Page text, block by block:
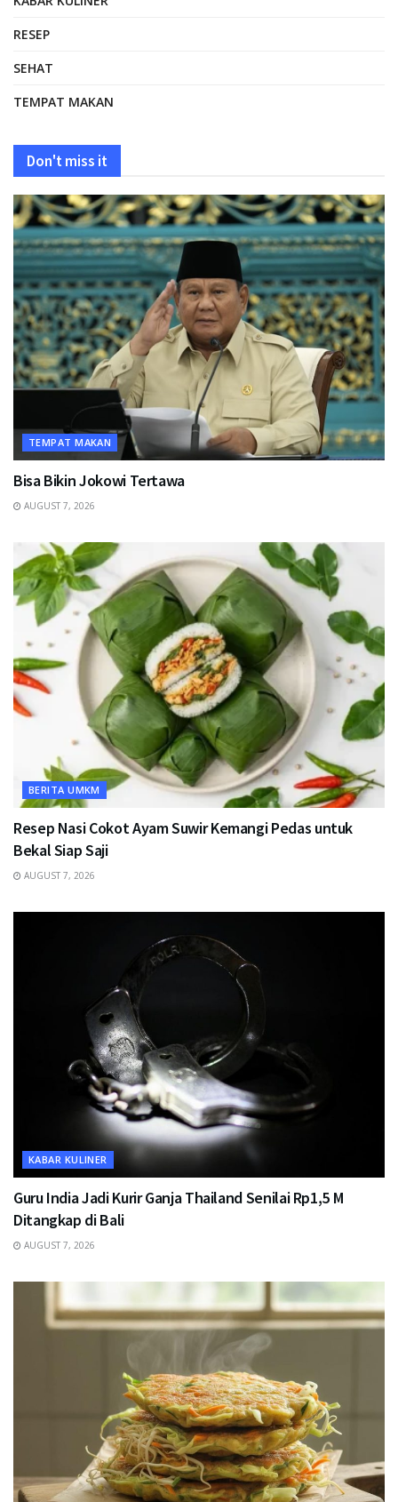
RESEP
SEHAT
TEMPAT MAKAN
Don't miss it
TEMPAT MAKAN
Bisa Bikin Jokowi Tertawa
AUGUST 7, 2026
BERITA UMKM
Resep Nasi Cokot Ayam Suwir Kemangi Pedas untuk
Bekal Siap Saji
AUGUST 7, 2026
KABAR KULINER
Guru India Jadi Kurir Ganja Thailand Senilai Rp1,5 M
Ditangkap di Bali
AUGUST 7, 2026